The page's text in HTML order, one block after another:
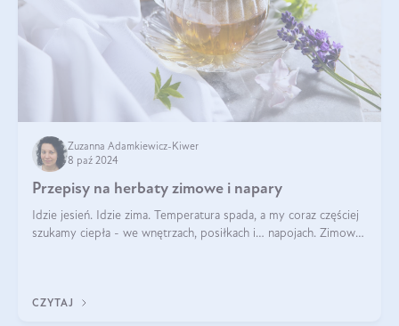
Zuzanna Adamkiewicz-Kiwer
8 paź 2024
Przepisy na herbaty zimowe i napary
Idzie jesień. Idzie zima. Temperatura spada, a my coraz częściej
szukamy ciepła - we wnętrzach, posiłkach i… napojach. Zimowe
CZYTAJ